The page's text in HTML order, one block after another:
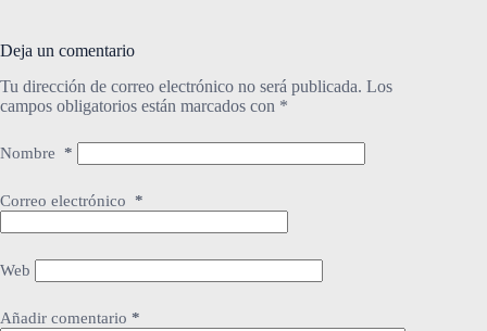
Deja un comentario
Tu dirección de correo electrónico no será publicada. Los
campos obligatorios están marcados con *
Nombre *
Correo electrónico *
Web
Añadir comentario *